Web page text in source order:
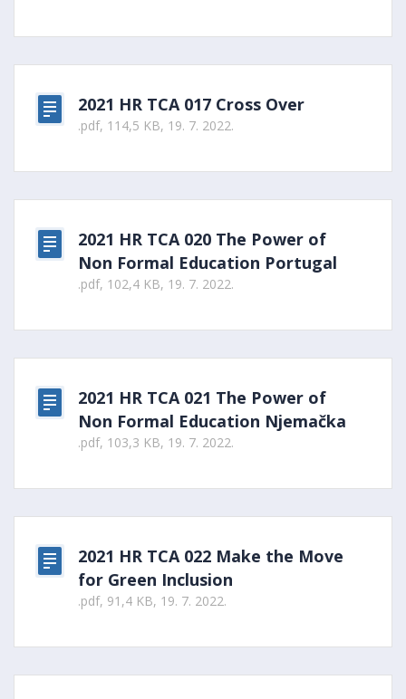
2021 HR TCA 017 Cross Over
.pdf, 114,5 KB, 19. 7. 2022.
2021 HR TCA 020 The Power of
Non Formal Education Portugal
.pdf, 102,4 KB, 19. 7. 2022.
2021 HR TCA 021 The Power of
Non Formal Education Njemačka
.pdf, 103,3 KB, 19. 7. 2022.
2021 HR TCA 022 Make the Move
for Green Inclusion
.pdf, 91,4 KB, 19. 7. 2022.